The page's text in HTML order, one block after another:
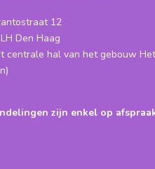
12
Den Haag
centrale hal van het gebouw Het
zijn enkel op